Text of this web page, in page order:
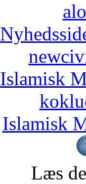
Islamisk
Islamisk
Læs